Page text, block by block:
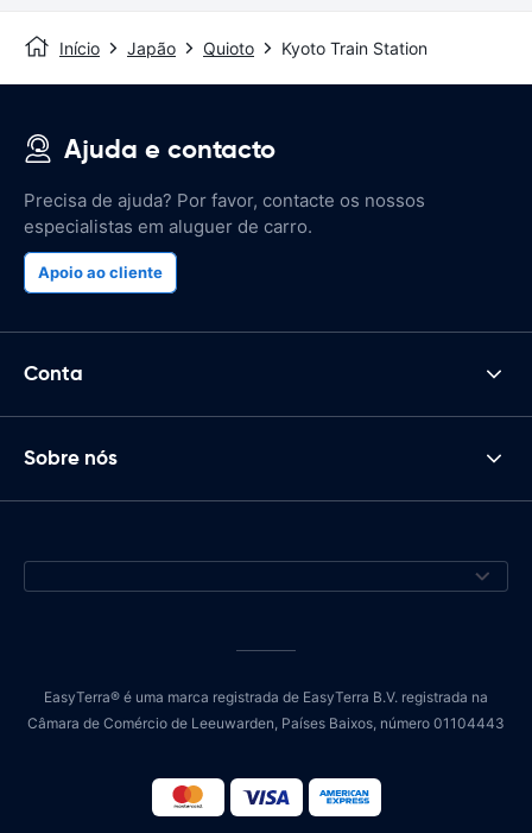
Início Japão Quioto Kyoto Train Station
Ajuda e contacto
Precisa de ajuda? Por favor, contacte os nossos
especialistas em aluguer de carro.
Apoio ao cliente
Conta
Sobre nós
EasyTerra® é uma marca registrada de EasyTerra B.V. registrada na
Câmara de Comércio de Leeuwarden, Países Baixos, número 01104443